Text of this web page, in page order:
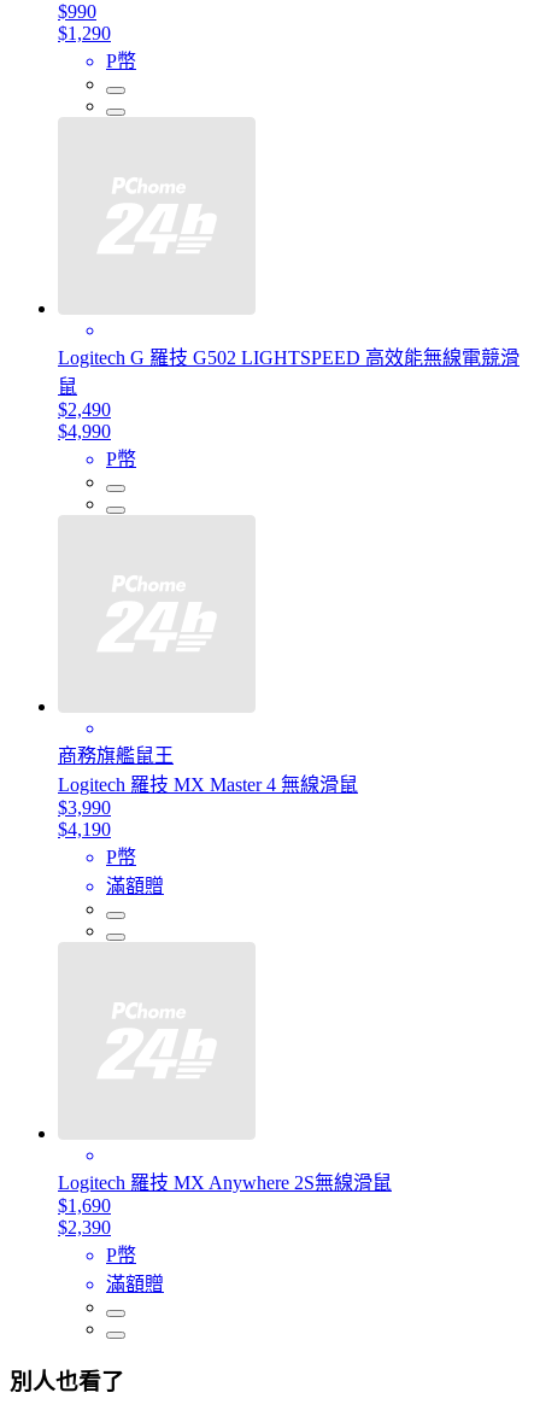
$990
$1,290
P幣
Logitech G 羅技 G502 LIGHTSPEED 高效能無線電競滑
鼠
$2,490
$4,990
P幣
商務旗艦鼠王
Logitech 羅技 MX Master 4 無線滑鼠
$3,990
$4,190
P幣
滿額贈
Logitech 羅技 MX Anywhere 2S無線滑鼠
$1,690
$2,390
P幣
滿額贈
別人也看了